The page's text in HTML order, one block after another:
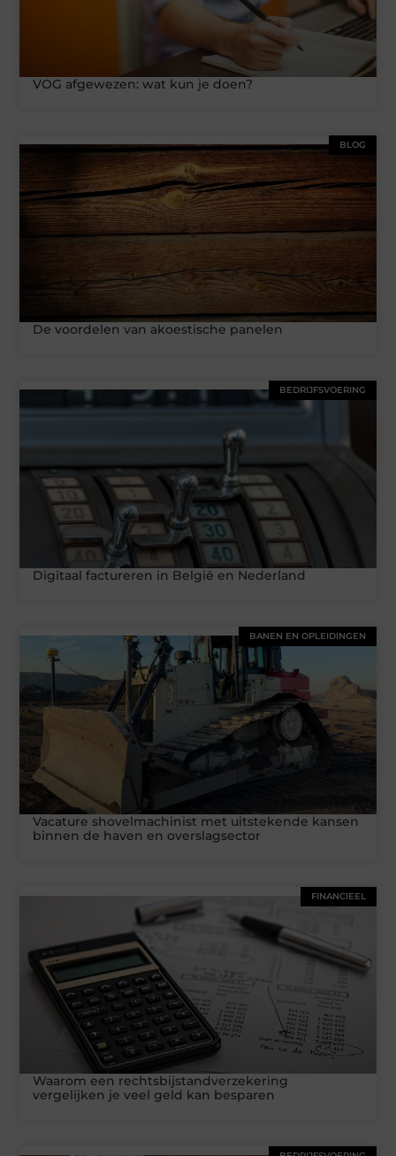
VOG afgewezen: wat kun je doen?
BLOG
De voordelen van akoestische panelen
BEDRIJFSVOERING
Digitaal factureren in België en Nederland
BANEN EN OPLEIDINGEN
Vacature shovelmachinist met uitstekende kansen
binnen de haven en overslagsector
FINANCIEEL
Waarom een rechtsbijstandverzekering
vergelijken je veel geld kan besparen